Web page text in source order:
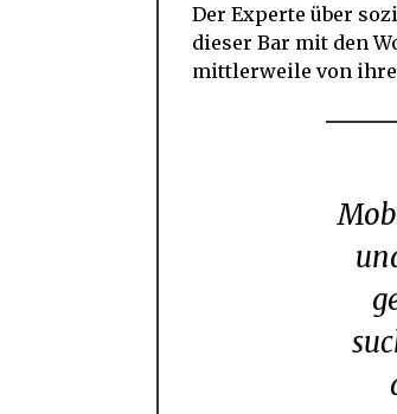
Der Experte über
dieser Bar mit den
mittlerweile von
Mobiltelefone sind heute Teil unseres Lebens